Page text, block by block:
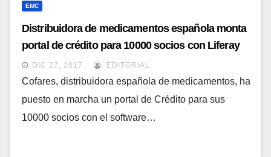
EMC
Distribuidora de medicamentos española monta
portal de crédito para 10000 socios con Liferay
DIC 27, 2017 EDITORIAL
Cofares, distribuidora española de medicamentos, ha
puesto en marcha un portal de Crédito para sus
10000 socios con el software…